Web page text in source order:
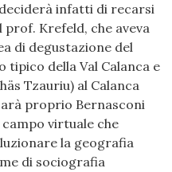
infatti di recarsi
Krefeld, che aveva
di degustazione del
tipico della Val Calanca e
Tzauriu) al Calanca
proprio Bernasconi
virtuale che
la geografia
di sociografia